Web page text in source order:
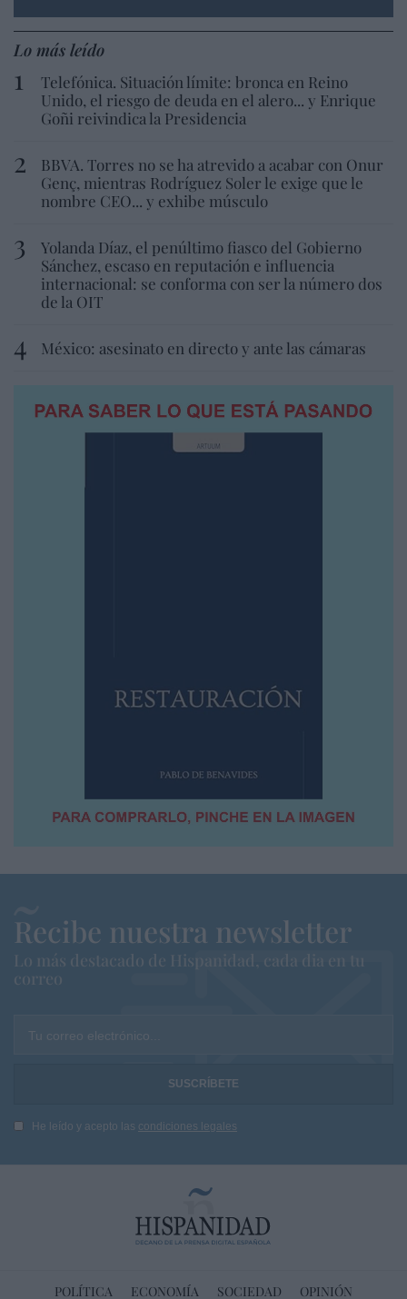
Lo más leído
Telefónica. Situación límite: bronca en Reino
Unido, el riesgo de deuda en el alero... y Enrique
Goñi reivindica la Presidencia
BBVA. Torres no se ha atrevido a acabar con Onur
Genç, mientras Rodríguez Soler le exige que le
nombre CEO... y exhibe músculo
Yolanda Díaz, el penúltimo fiasco del Gobierno
Sánchez, escaso en reputación e influencia
internacional: se conforma con ser la número dos
de la OIT
México: asesinato en directo y ante las cámaras
Recibe nuestra newsletter
Lo más destacado de Hispanidad, cada dia en tu
correo
Tu correo electrónico...
He leído y acepto las condiciones legales
POLÍTICA ECONOMÍA SOCIEDAD OPINIÓN